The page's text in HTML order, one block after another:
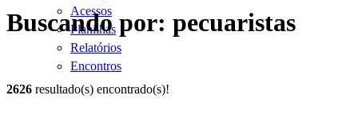
Acessos
Planilhas
Relatórios
Encontros
Buscando por: pecuaristas
2626 resultado(s) encontrado(s)!